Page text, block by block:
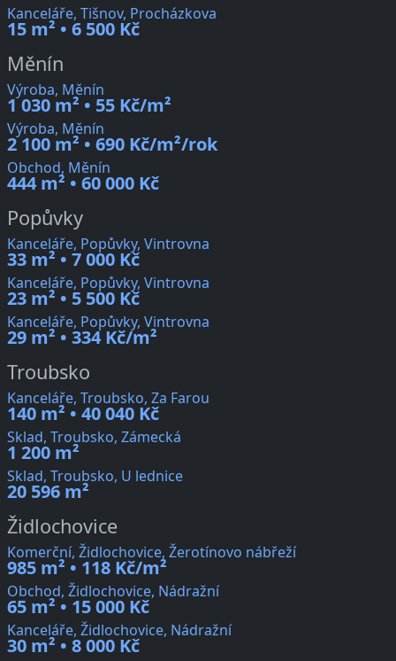
Kanceláře, Tišnov, Procházkova
15 m² • 6 500 Kč
Měnín
Výroba, Měnín
1 030 m² • 55 Kč/m²
Výroba, Měnín
2 100 m² • 690 Kč/m²/rok
Obchod, Měnín
444 m² • 60 000 Kč
Popůvky
Kanceláře, Popůvky, Vintrovna
33 m² • 7 000 Kč
Kanceláře, Popůvky, Vintrovna
23 m² • 5 500 Kč
Kanceláře, Popůvky, Vintrovna
29 m² • 334 Kč/m²
Troubsko
Kanceláře, Troubsko, Za Farou
140 m² • 40 040 Kč
Sklad, Troubsko, Zámecká
1 200 m²
Sklad, Troubsko, U lednice
20 596 m²
Židlochovice
Komerční, Židlochovice, Žerotínovo nábřeží
985 m² • 118 Kč/m²
Obchod, Židlochovice, Nádražní
65 m² • 15 000 Kč
Kanceláře, Židlochovice, Nádražní
30 m² • 8 000 Kč